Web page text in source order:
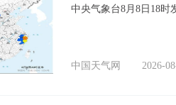
中央气象台8月8日18时
中国天气网 2026-